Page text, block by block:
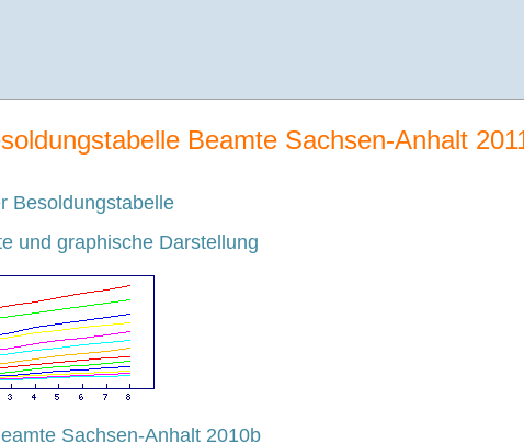
Beamte Sachsen-Anhalt
Besoldungstabelle
und graphische Darstellung
Sachsen-Anhalt 2010b